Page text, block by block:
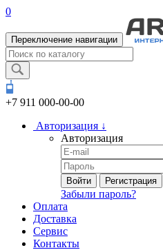
0
Переключение навигации
+7 911 000-00-00
Авторизация ↓
Авторизация
Войти Регистрация
Забыли пароль?
Оплата
Доставка
Сервис
Контакты